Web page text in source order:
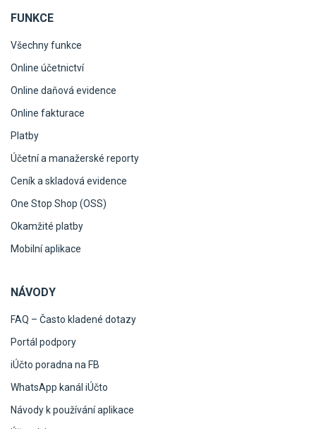
FUNKCE
Všechny funkce
Online účetnictví
Online daňová evidence
Online fakturace
Platby
Účetní a manažerské reporty
Ceník a skladová evidence
One Stop Shop (OSS)
Okamžité platby
Mobilní aplikace
NÁVODY
FAQ – Často kladené dotazy
Portál podpory
iÚčto poradna na FB
WhatsApp kanál iÚčto
Návody k používání aplikace